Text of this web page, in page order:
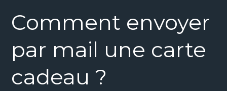
Comment envoyer
par mail une carte
cadeau ?